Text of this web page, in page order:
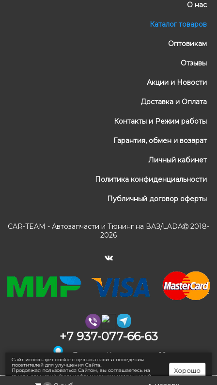
О нас
Каталог товаров
Оптовикам
Отзывы
Акции и Новости
Доставка и Оплата
Контакты и Режим работы
Гарантия, обмен и возврат
Личный кабинет
Политика конфиденциальности
Публичный договор оферты
CAR-TEAM - Автозапчасти и Тюнинг на ВАЗ/LADA
2018-
2026
+7 937-077-66-63
г. Тольятти, Коммунальная 16
Сайт использует cookie с целью анализа поведения
посетителей для улучшения Сайта.
Продолжая пользоваться Сайтом, вы соглашаетесь на
использование файлов cookie в соответствии с нашей
Политикой конфиденциальности
Хорошо